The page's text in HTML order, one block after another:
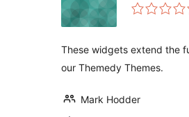
These widgets extend the
our Themedy Themes.
Mark Hodder